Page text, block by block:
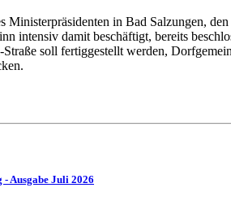
Ministerpräsidenten in Bad Salzungen,
intensiv damit beschäftigt, bereits
soll fertiggestellt werden,
- Ausgabe Juli 2026